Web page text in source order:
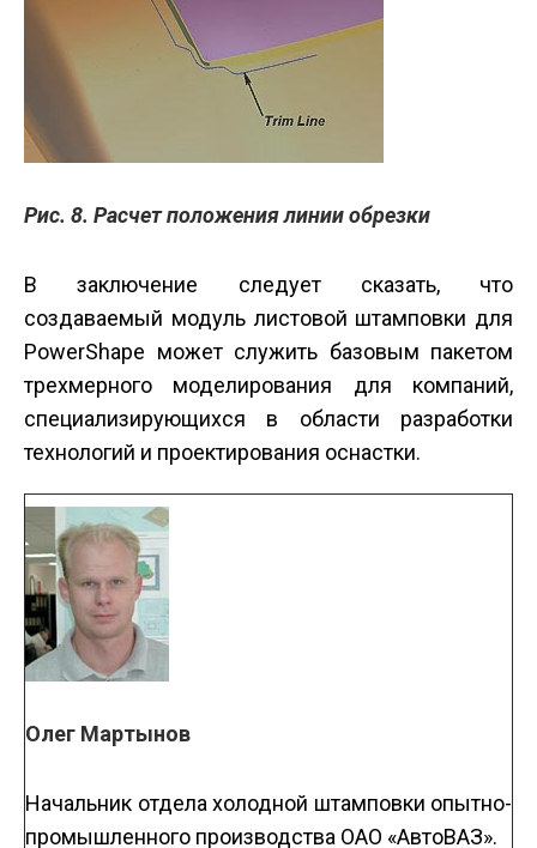
Рис. 8. Расчет положения линии обрезки
В заключение следует сказать, что
создаваемый модуль листовой штамповки для
PowerShape может служить базовым пакетом
трехмерного моделирования для компаний,
специализирующихся в области разработки
технологий и проектирования оснастки.
Олег Мартынов
Начальник отдела холодной штамповки опытно-
промышленного производства ОАО «АвтоВАЗ».